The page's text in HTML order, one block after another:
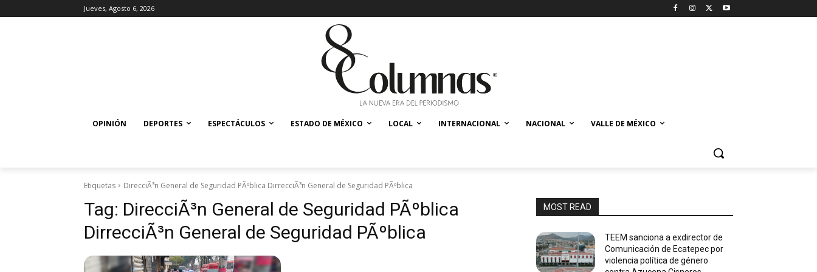
Jueves, Agosto 6, 2026
OPINIÓN DEPORTES ESPECTÁCULOS ESTADO DE MÉXICO LOCAL INTERNACIONAL NACIONAL VALLE DE MÉXICO
Etiquetas DirecciÃ³n General de Seguridad PÃºblica DirrecciÃ³n General de Seguridad PÃºblica
Tag: DirecciÃ³n General de Seguridad PÃºblica
DirrecciÃ³n General de Seguridad PÃºblica
MOST READ
TEEM sanciona a exdirector de
Comunicación de Ecatepec por
violencia política de género